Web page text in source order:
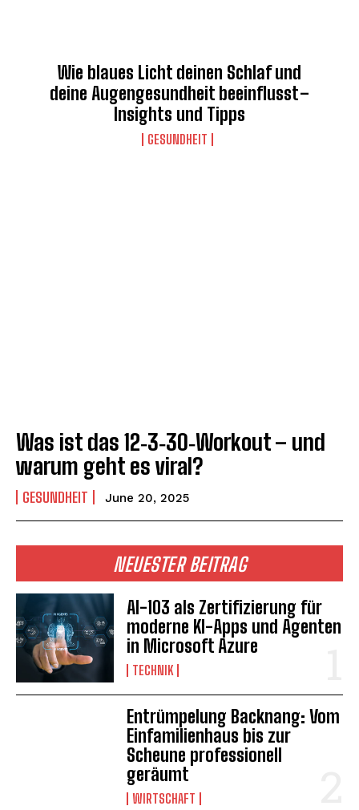
Wie blaues Licht deinen Schlaf und
deine Augengesundheit beeinflusst –
Insights und Tipps
GESUNDHEIT
Was ist das 12‑3‑30‑Workout – und
warum geht es viral?
GESUNDHEIT June 20, 2025
NEUESTER BEITRAG
AI-103 als Zertifizierung für
moderne KI-Apps und Agenten
in Microsoft Azure
TECHNIK
Entrümpelung Backnang: Vom
Einfamilienhaus bis zur
Scheune professionell
geräumt
WIRTSCHAFT